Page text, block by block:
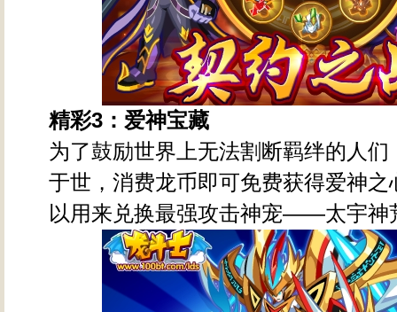
精彩3 ：爱神宝藏
为了鼓励世界上无法割断羁绊的人们
于世，消费龙币即可免费获得爱神之
以用来兑换最强攻击神宠——太宇神